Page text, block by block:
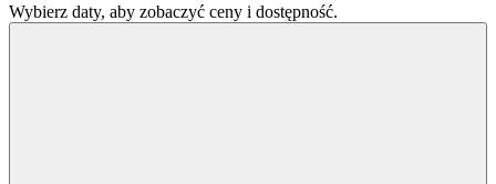
Wybierz daty, aby zobaczyć ceny i dostępność.